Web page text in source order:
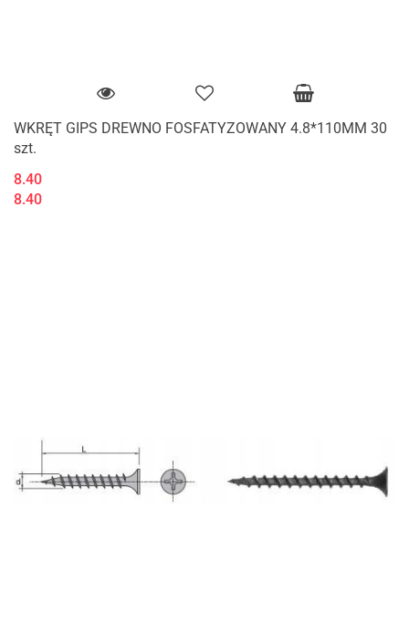
WKRĘT GIPS DREWNO FOSFATYZOWANY 4.8*110MM 30
szt.
8.40
8.40